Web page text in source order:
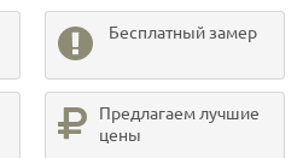
Бесплатный замер
Предлагаем лучшие
цены